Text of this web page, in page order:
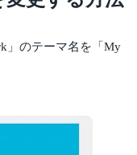
」のテーマ名を「My